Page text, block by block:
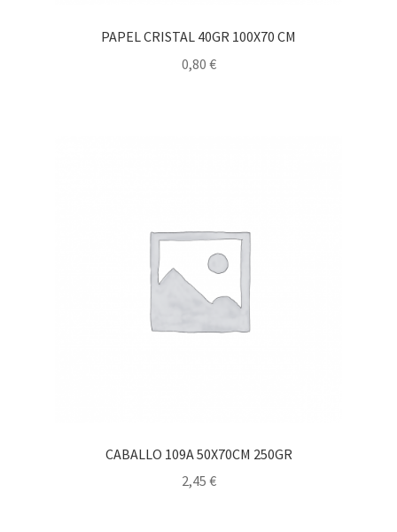
PAPEL CRISTAL 40GR 100X70 CM
0,80 €
CABALLO 109A 50X70CM 250GR
2,45 €